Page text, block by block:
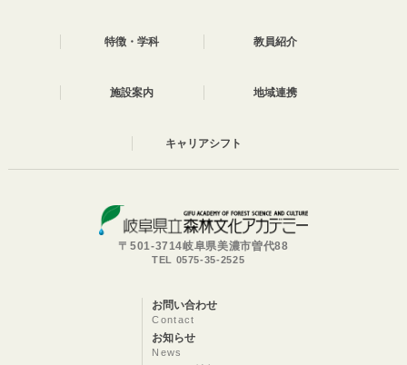
特徴・学科 教員紹介
施設案内 地域連携
キャリアシフト
〒501-3714岐阜県美濃市曽代88
TEL 0575-35-2525
お問い合わせ
Contact
お知らせ
News